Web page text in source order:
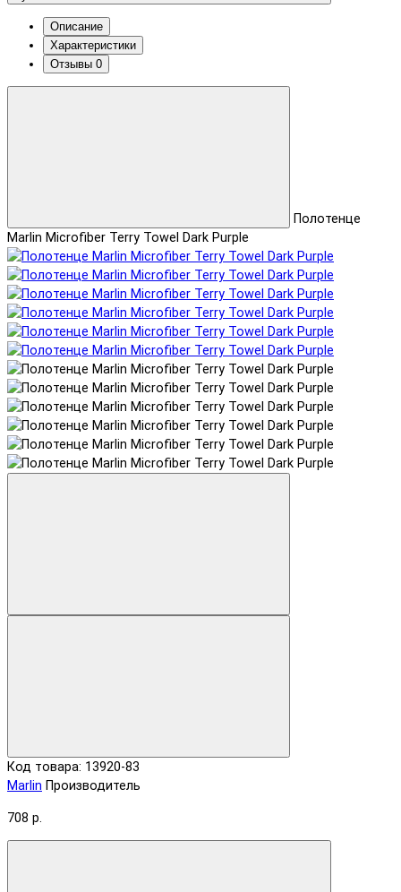
Описание
Характеристики
Отзывы 0
Полотенце
Marlin Microfiber Terry Towel Dark Purple
Код товара: 13920-83
Marlin Производитель
708 р.